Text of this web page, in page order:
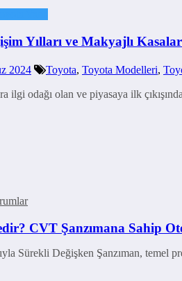
Yılları ve Makyajlı
2024 Toyota, Toyota Modelleri,
ilgi odağı olan ve piyasaya ilk
CVT Şanzımana Sahip
Sürekli Değişken Şanzıman, temel